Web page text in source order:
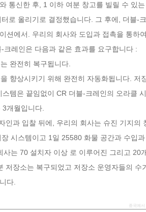
통신한 후, 1 이하 여분 창고를 빌릴 수 있
로 올리기로 결정했습니다. 그 후에, 더블-
션에서. 우리의 회사와 도입과 접촉을 통하
크레인은 다음과 같은 효과를 요구합니다 :
완전히 복구됩니다.
향상시키기 위해 완전히 자동화됩니다.
스템은 끝임없이 CR 더블-크레인의 오라클
개월입니다.
인과 입찰 뒤에, 우리의 회사는 슈진 기지
시스템이고 1일 25580 화물 공간과 수입
사는 70 설치자 이상 로 이루어진 그리고
저장소는 복구되었고 저장소 운영자들의
다.
중국에